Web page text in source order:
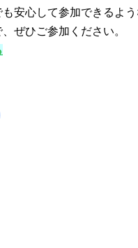
安心して参加できるよ
ぜひご参加ください。